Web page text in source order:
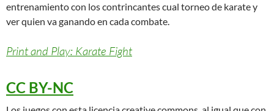
entrenamiento con los contrincantes cual torneo de karate y
ver quien va ganando en cada combate.
Print and Play: Karate Fight
CC BY-NC